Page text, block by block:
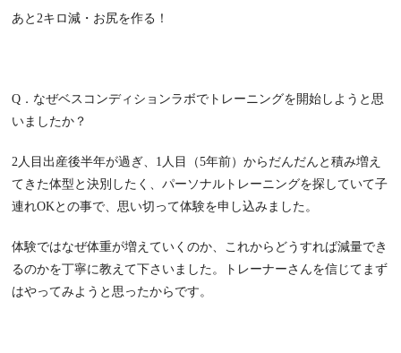
あと 2キロ減・お尻を作る！
Q．なぜベスコンディションラボでトレーニングを開始しようと思
いましたか？
2人目出産後半年が過ぎ、 1 人目（5年前）からだんだんと積み増え
てきた体型と決別したく、パーソナルトレーニングを探していて子
連れOKとの事で、思い切って体験を申し込みました。
体験ではなぜ体重が増えていくのか、これからどうすれば減量でき
るのかを丁寧に教えて下さいました。トレーナーさんを信じてまず
はやってみようと思ったからです。